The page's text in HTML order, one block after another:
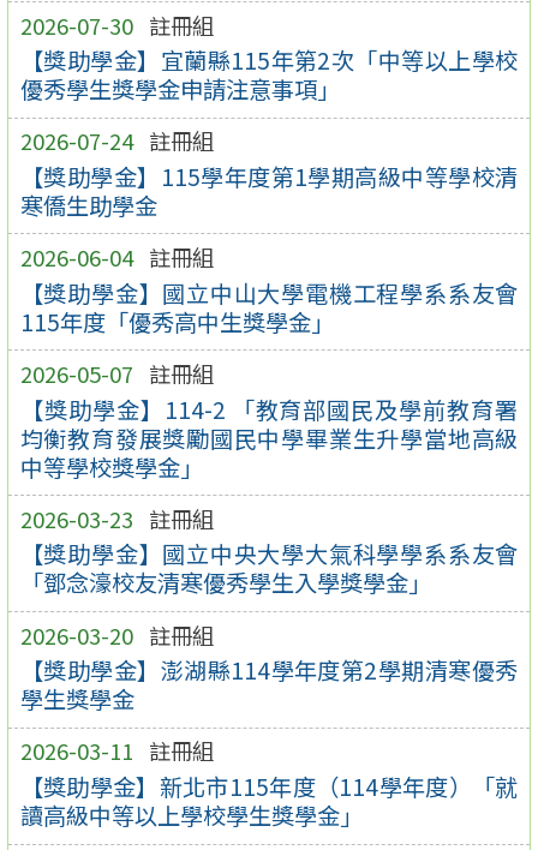
2026-07-30 註冊組
【獎助學金】宜蘭縣115年第2次「中等以上學校
優秀學生獎學金申請注意事項」
2026-07-24 註冊組
【獎助學金】115學年度第1學期高級中等學校清
寒僑生助學金
2026-06-04 註冊組
【獎助學金】國立中山大學電機工程學系系友會
115年度「優秀高中生獎學金」
2026-05-07 註冊組
【獎助學金】114-2 「教育部國民及學前教育署
均衡教育發展獎勵國民中學畢業生升學當地高級
中等學校獎學金」
2026-03-23 註冊組
【獎助學金】國立中央大學大氣科學學系系友會
「鄧念濠校友清寒優秀學生入學獎學金」
2026-03-20 註冊組
【獎助學金】澎湖縣114學年度第2學期清寒優秀
學生獎學金
2026-03-11 註冊組
【獎助學金】新北市115年度（114學年度）「就
讀高級中等以上學校學生獎學金」